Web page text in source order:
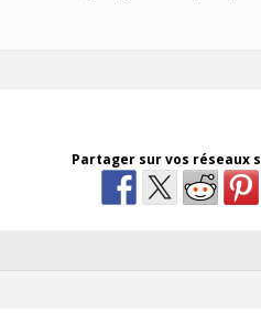
Partager sur vos réseaux